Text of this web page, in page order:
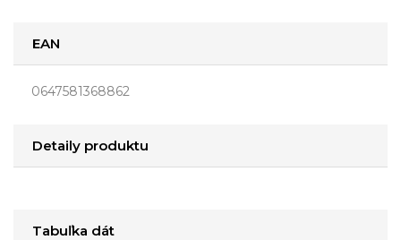
EAN
0647581368862
Detaily produktu
Tabuľka dát